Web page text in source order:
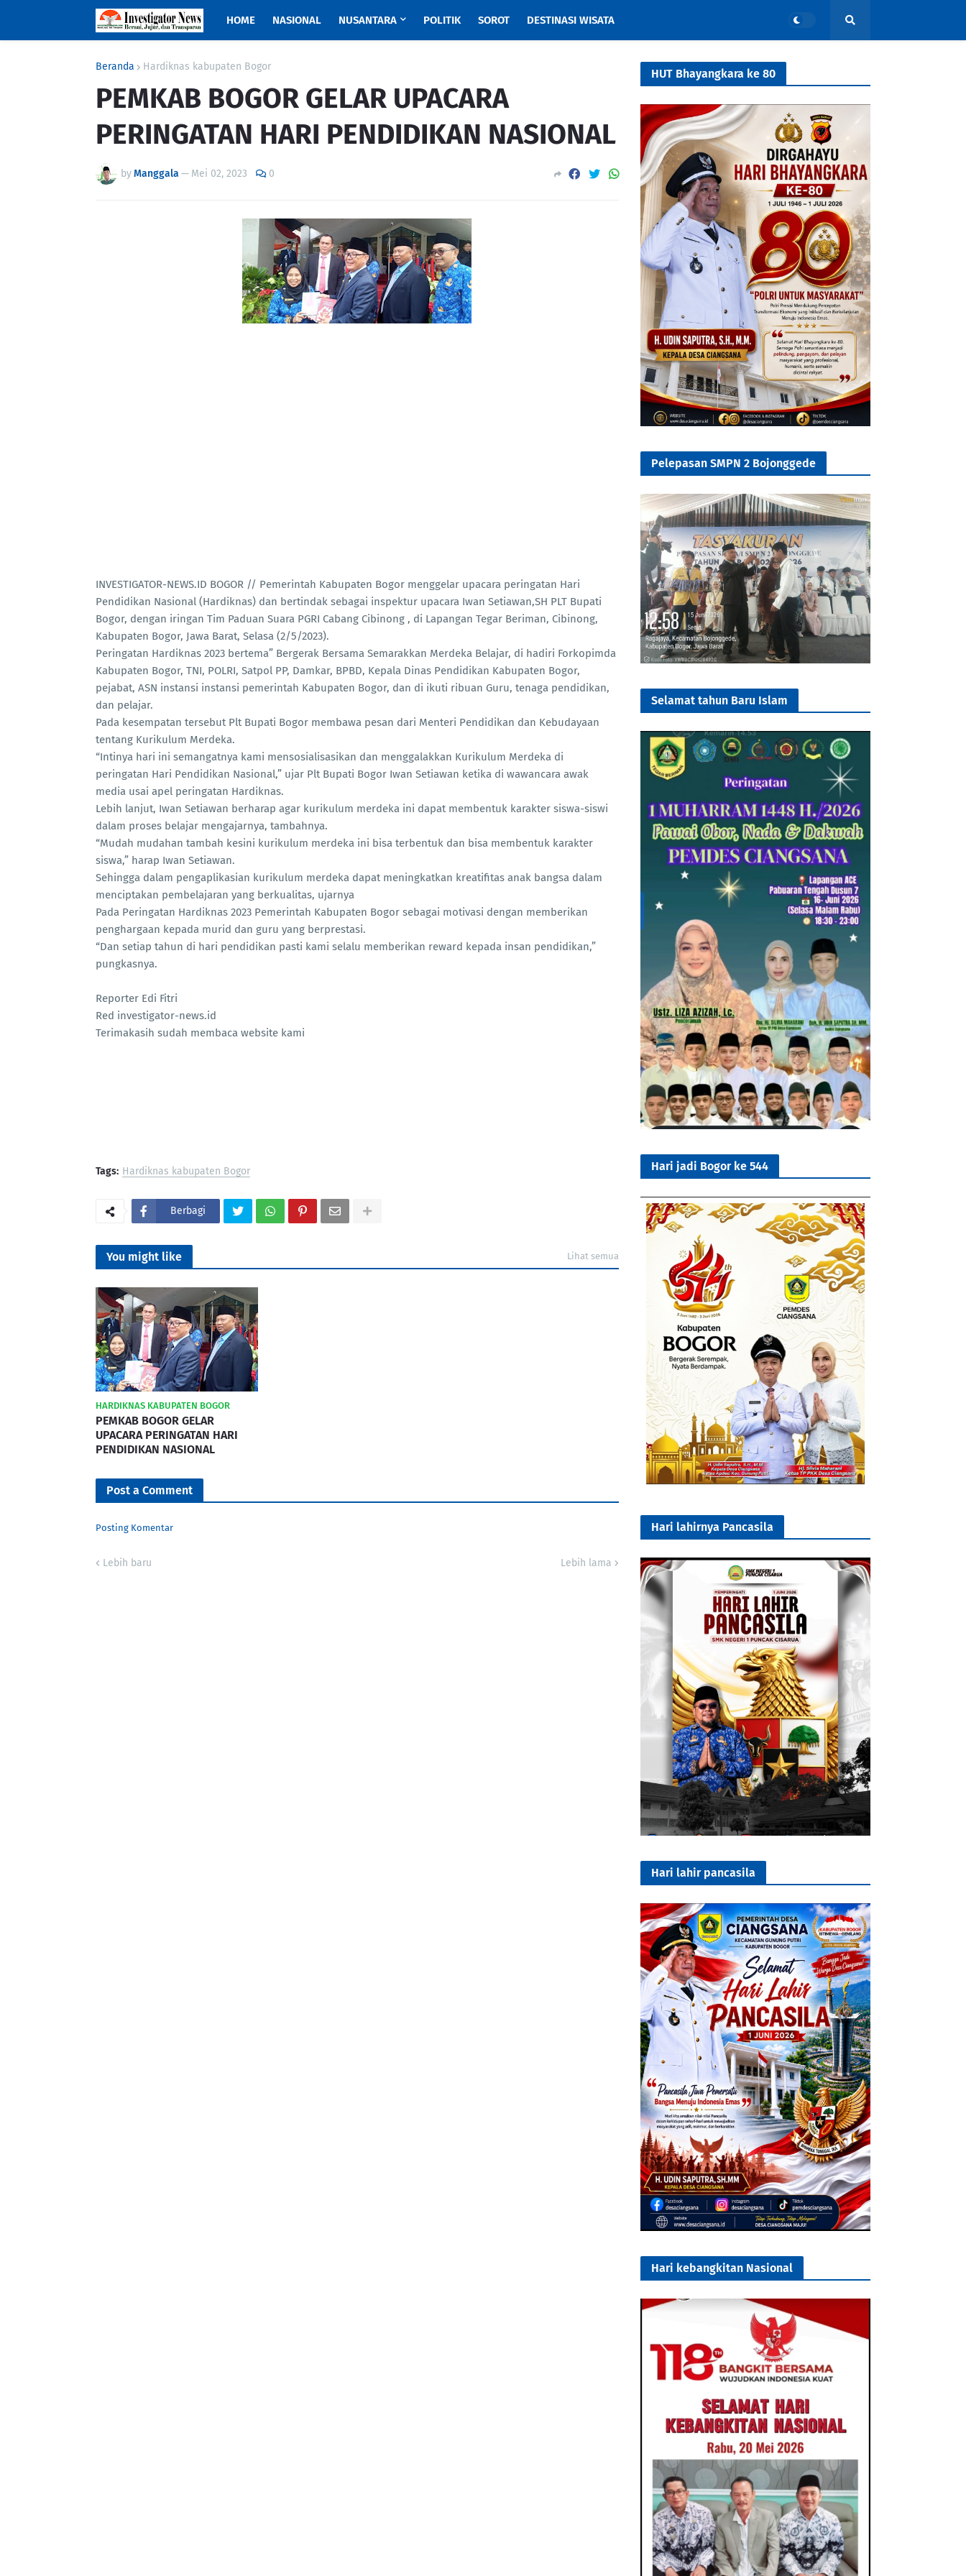
HOME NASIONAL NUSANTARA POLITIK SOROT DESTINASI WISATA
Beranda Hardiknas kabupaten Bogor
PEMKAB BOGOR GELAR UPACARA
PERINGATAN HARI PENDIDIKAN NASIONAL
byManggala — Mei 02, 2023 0
INVESTIGATOR-NEWS.ID BOGOR // Pemerintah Kabupaten Bogor menggelar upacara peringatan Hari
Pendidikan Nasional (Hardiknas) dan bertindak sebagai inspektur upacara Iwan Setiawan,SH PLT Bupati
Bogor, dengan iringan Tim Paduan Suara PGRI Cabang Cibinong , di Lapangan Tegar Beriman, Cibinong,
Kabupaten Bogor, Jawa Barat, Selasa (2/5/2023).
Peringatan Hardiknas 2023 bertema” Bergerak Bersama Semarakkan Merdeka Belajar, di hadiri Forkopimda
Kabupaten Bogor, TNI, POLRI, Satpol PP, Damkar, BPBD, Kepala Dinas Pendidikan Kabupaten Bogor,
pejabat, ASN instansi instansi pemerintah Kabupaten Bogor, dan di ikuti ribuan Guru, tenaga pendidikan,
dan pelajar.
Pada kesempatan tersebut Plt Bupati Bogor membawa pesan dari Menteri Pendidikan dan Kebudayaan
tentang Kurikulum Merdeka.
“Intinya hari ini semangatnya kami mensosialisasikan dan menggalakkan Kurikulum Merdeka di
peringatan Hari Pendidikan Nasional,” ujar Plt Bupati Bogor Iwan Setiawan ketika di wawancara awak
media usai apel peringatan Hardiknas.
Lebih lanjut, Iwan Setiawan berharap agar kurikulum merdeka ini dapat membentuk karakter siswa-siswi
dalam proses belajar mengajarnya, tambahnya.
“Mudah mudahan tambah kesini kurikulum merdeka ini bisa terbentuk dan bisa membentuk karakter
siswa,” harap Iwan Setiawan.
Sehingga dalam pengaplikasian kurikulum merdeka dapat meningkatkan kreatifitas anak bangsa dalam
menciptakan pembelajaran yang berkualitas, ujarnya
Pada Peringatan Hardiknas 2023 Pemerintah Kabupaten Bogor sebagai motivasi dengan memberikan
penghargaan kepada murid dan guru yang berprestasi.
“Dan setiap tahun di hari pendidikan pasti kami selalu memberikan reward kepada insan pendidikan,”
pungkasnya.
Reporter Edi Fitri
Red investigator-news.id
Terimakasih sudah membaca website kami
Tags: Hardiknas kabupaten Bogor
Berbagi
You might like Lihat semua
HARDIKNAS KABUPATEN BOGOR
PEMKAB BOGOR GELAR
UPACARA PERINGATAN HARI
PENDIDIKAN NASIONAL
Post a Comment
Posting Komentar
Lebih baru Lebih lama
HUT Bhayangkara ke 80
Pelepasan SMPN 2 Bojonggede
Selamat tahun Baru Islam
Hari jadi Bogor ke 544
Hari lahirnya Pancasila
Hari lahir pancasila
Hari kebangkitan Nasional